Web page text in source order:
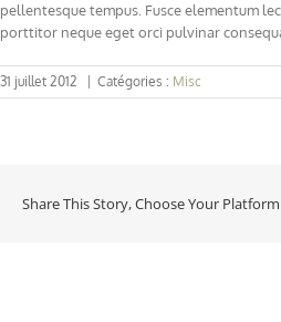
pellentesque tempus. Fusce elementum
porttitor neque eget orci pulvinar
31 juillet 2012 Catégories : Misc
Share This Story, Choose Your